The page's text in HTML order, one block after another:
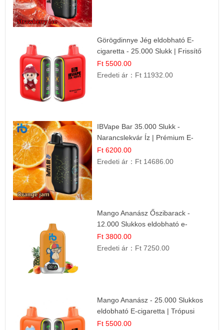
Görögdinnye Jég eldobható E-
cigaretta - 25.000 Slukk | Frissítő
Nyári Íz
Ft 5500.00
Eredeti ár： Ft 11932.00
IBVape Bar 35.000 Slukk -
Narancslekvár Íz | Prémium E-
cigaretta
Ft 6200.00
Eredeti ár： Ft 14686.00
Mango Ananász Őszibarack -
12.000 Slukkos eldobható e-
Cigaretta
Ft 3800.00
Eredeti ár： Ft 7250.00
Mango Ananász - 25.000 Slukkos
eldobható E-cigaretta | Trópusi
Ízélmény
Ft 5500.00